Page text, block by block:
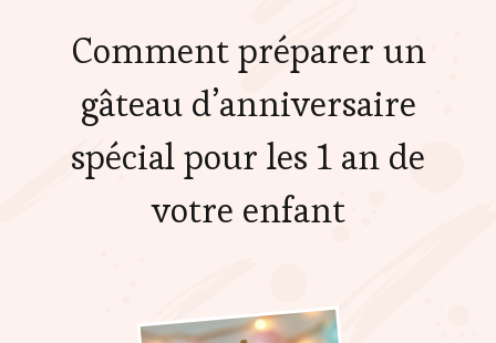
Comment préparer un
gâteau d’anniversaire
spécial pour les 1 an de
votre enfant